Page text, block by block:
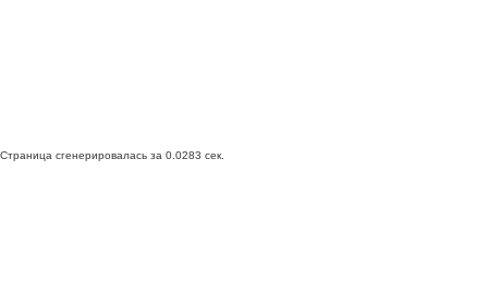
Страница сгенерировалась за 0.0283 сек.